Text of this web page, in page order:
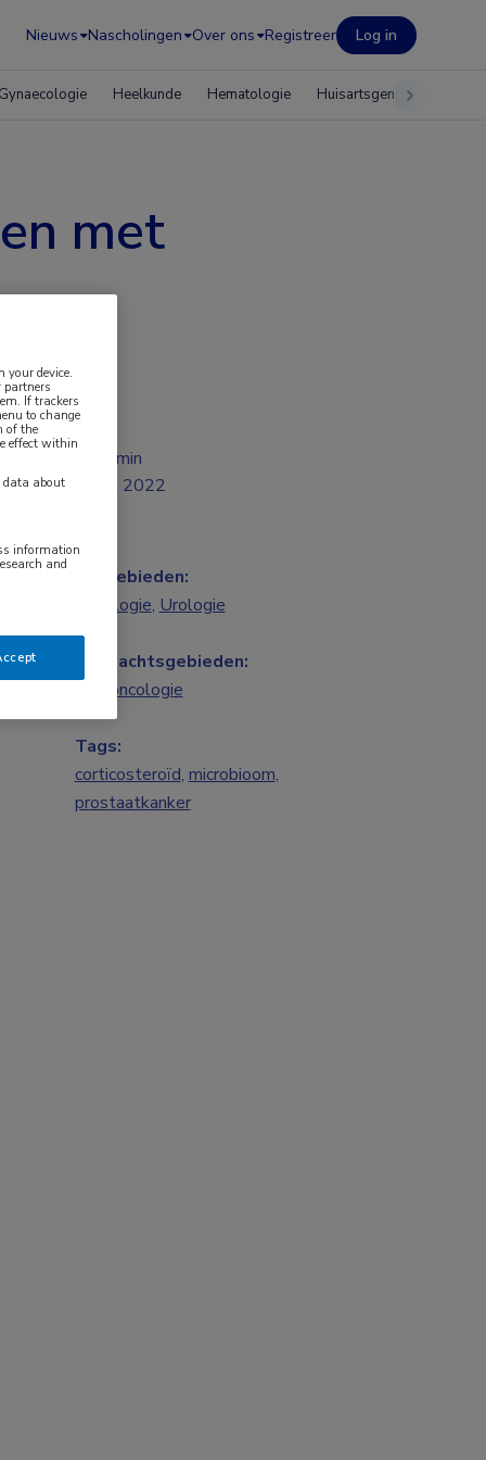
Nieuws Nascholingen Over ons Registreer Log in
Heelkunde Hematologie Huisartsgeneeskunde
met
2 min
jul 2022
Vakgebieden:
Oncologie, Urologie
Aandachtsgebieden:
Uro-oncologie
Tags:
corticosteroïd, microbioom,
prostaatkanker
device.
partners
If trackers
to change
of the
effect within
data about
information
and